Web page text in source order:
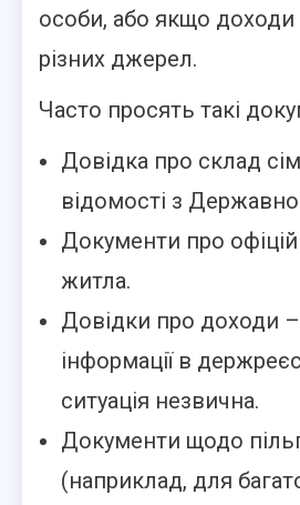
особи, або якщо доходи
різних джерел.
Часто просять такі
Довідка про склад
відомості з
Документи про
житла.
Довідки про доходи
інформації в
ситуація незвична.
Документи щодо
(наприклад, для